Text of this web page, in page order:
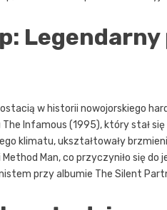
w historii nowojorskiego
The Infamous (1995), który stał się
klimatu, ukształtowały
Man, co przyczyniło się do
przy albumie The Silent